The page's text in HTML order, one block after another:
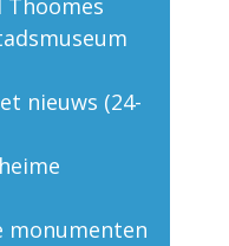
Thoomes
nieuws (24-
monumenten